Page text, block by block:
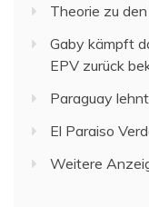
Theorie zu
Gaby kämpft
EPV zurück
Paraguay
El Paraiso
Weitere